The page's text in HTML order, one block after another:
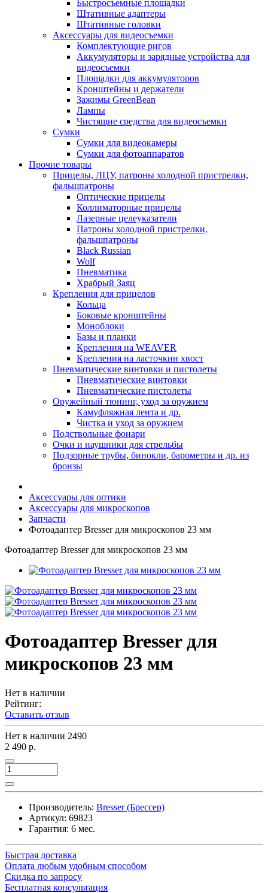
Быстросъемные площадки
Штативные адаптеры
Штативные головки
Аксессуары для видеосъемки
Комплектующие ригов
Аккумуляторы и зарядные устройства для
видеосъемки
Площадки для аккумуляторов
Кронштейны и держатели
Зажимы GreenBean
Лампы
Чистящие средства для видеосъемки
Сумки
Сумки для видеокамеры
Сумки для фотоаппаратов
Прочие товары
Прицелы, ЛЦУ, патроны холодной пристрелки,
фальшпатроны
Оптические прицелы
Коллиматорные прицелы
Лазерные целеуказатели
Патроны холодной пристрелки,
фальшпатроны
Black Russian
Wolf
Пневматика
Храбрый Заяц
Крепления для прицелов
Кольца
Боковые кронштейны
Моноблоки
Базы и планки
Крепления на WEAVER
Крепления на ласточкин хвост
Пневматические винтовки и пистолеты
Пневматические винтовки
Пневматические пистолеты
Оружейный тюнинг, уход за оружием
Камуфляжная лента и др.
Чистка и уход за оружием
Подствольные фонари
Очки и наушники для стрельбы
Подзорные трубы, бинокли, барометры и др. из
бронзы
Аксессуары для оптики
Аксессуары для микроскопов
Запчасти
Фотоадаптер Bresser для микроскопов 23 мм
Фотоадаптер Bresser для микроскопов 23 мм
Фотоадаптер Bresser для
микроскопов 23 мм
Нет в наличии
Рейтинг:
Оставить отзыв
Нет в наличии 2490
2 490 р.
Производитель: Bresser (Брессер)
Артикул: 69823
Гарантия: 6 мес.
Быстрая доставка
Оплата любым удобным способом
Скидка по запросу
Бесплатная консультация